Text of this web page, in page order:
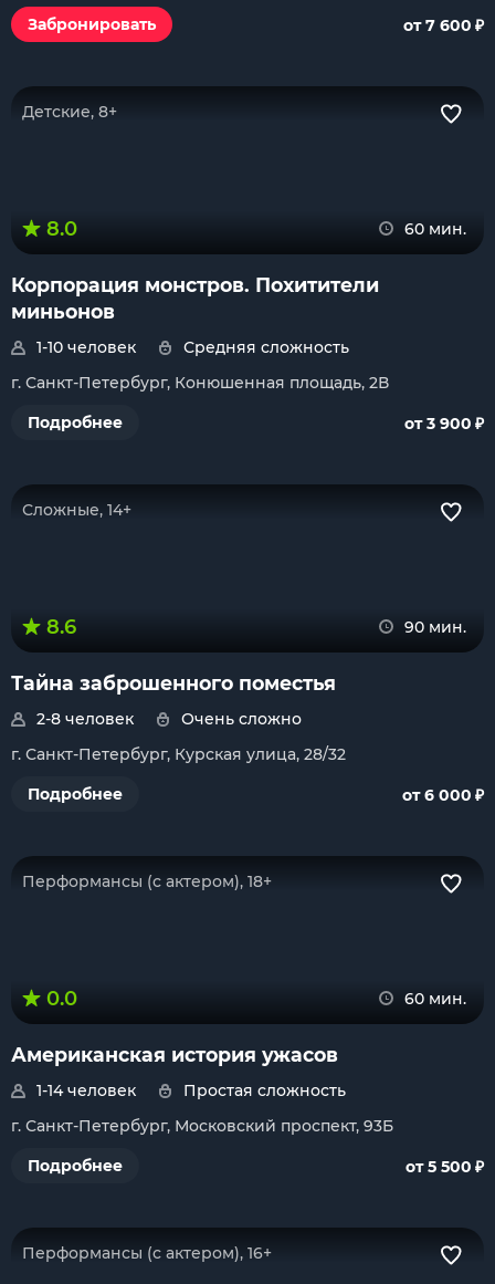
Забронировать
от 7 600 ₽
Детские, 8+
8.0 60 мин.
Корпорация монстров. Похитители
миньонов
1-10 человек
Средняя сложность
г. Санкт-Петербург, Конюшенная площадь, 2В
Подробнее
от 3 900 ₽
Сложные, 14+
8.6 90 мин.
Тайна заброшенного поместья
2-8 человек
Очень сложно
г. Санкт-Петербург, Курская улица, 28/32
Подробнее
от 6 000 ₽
Перформансы (с актером), 18+
0.0 60 мин.
Американская история ужасов
1-14 человек
Простая сложность
г. Санкт-Петербург, Московский проспект, 93Б
Подробнее
от 5 500 ₽
Перформансы (с актером), 16+